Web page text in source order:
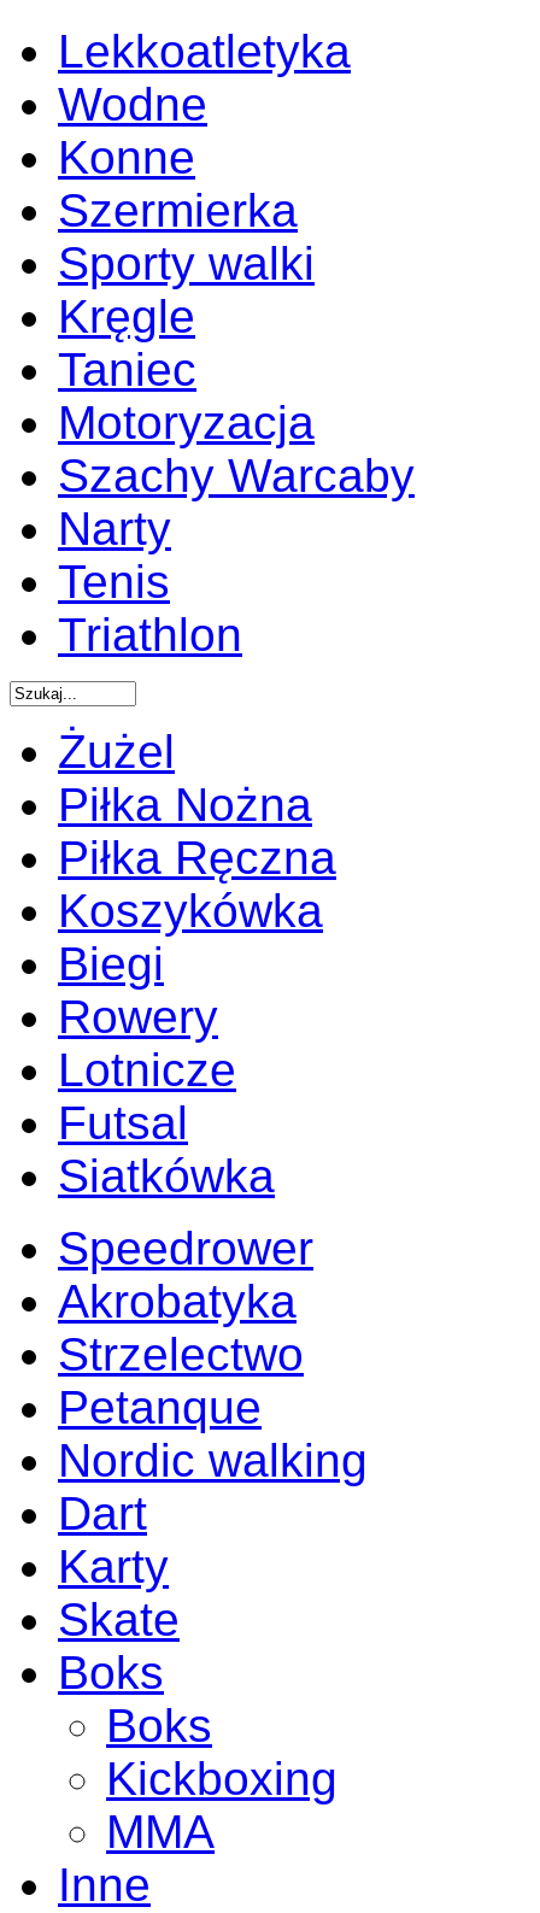
Lekkoatletyka
Wodne
Konne
Szermierka
Sporty walki
Kręgle
Taniec
Motoryzacja
Szachy Warcaby
Narty
Tenis
Triathlon
Żużel
Piłka Nożna
Piłka Ręczna
Koszykówka
Biegi
Rowery
Lotnicze
Futsal
Siatkówka
Speedrower
Akrobatyka
Strzelectwo
Petanque
Nordic walking
Dart
Karty
Skate
Boks
Boks
Kickboxing
MMA
Inne